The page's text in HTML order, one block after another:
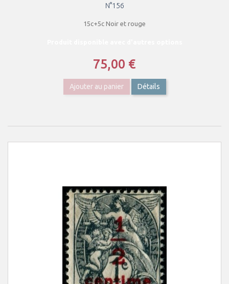
N°156
15c+5c Noir et rouge
75,00 €
Ajouter au panier Détails